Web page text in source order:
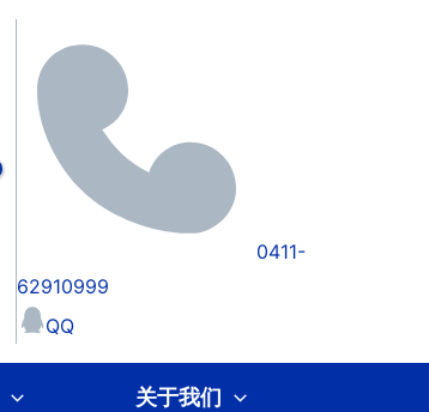
0411-
62910999
QQ
关于我们